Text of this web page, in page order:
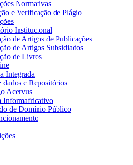
Normativas
e Verificação de Plágio
Institucional
de Artigos de Publicações
de Artigos Subsidiados
de Livros
Integrada
dados e Repositórios
Acervus
Informafricativo
de Domínio Público